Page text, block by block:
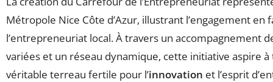
Métropole Nice Côte d’Azur, illustrant l’engagement en
l’entrepreneuriat local. À travers un accompagnement
variées et un réseau dynamique, cette initiative aspire
véritable terreau fertile pour l’innovation et l’esprit